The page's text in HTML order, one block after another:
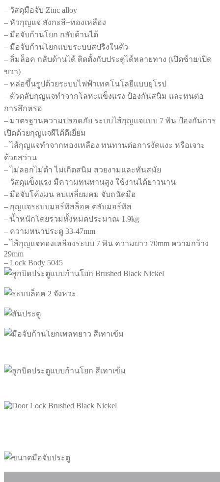
เทา
เข้ม
Brushed
Black
Nickel
เก
รด
พรี
เมี่
ยม
รุ่น
TY68
– วัสดุมือจับ Zinc alloy
– หัวกุญแจ สังกะสี+ทองเหลือง
– มือจับก้านโยก กลับด้านได้
– มือจับก้านโยกแบบระบบสปริงในตัว
– ลิ่มล็อค กลับด้านได้ ติดตั้งกับประตูได้หลายทาง (เปิดซ้าย/เปิด
ขวา)
– หล่อขึ้นรูปด้วยระบบไฟฟ้าเทคโนโลยีแบบยุโรป
– ตัวตลับกุญแจทำจากโลหะแข็งแรง ป้องกันสนิม และทนต่อ
การสึกหรอ
– มาตรฐานความปลอดภัย ระบบไส้กุญแจแบบ 7 พิน ป้องกันการ
เปิดด้วยกุญแจผีได้ดีเยี่ยม
– ไส้กุญแจทำจากทองเหลือง ทนทานต่อการงัดแงะ หรือเจาะ
ด้วยสว่าน
– ไม่ลอกไม่ดำ ไม่เกิดสนิม สวยงามและทันสมัย
– วัสดุแข็งแรง มีความทนทานสูง ใช้งานได้ยาวนาน
– มือจับโค้งมน ลบเหลี่ยมคม จับถนัดมือ
– กุญแจระบบมอร์ทิสล็อค ตลับมอร์ทิส
– น้ำหนักโดยรวมทั้งหมดประมาณ 1.9kg
– ความหนาประตู 33-47mm
– ไส้กุญแจทองเหลืองระบบ 7 พิน ความยาว 70mm ความกว้าง
29mm
– Lock Body 5045